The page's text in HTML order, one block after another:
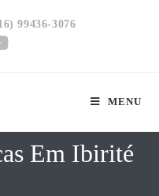
99436-3076
MENU
Em Ibirité